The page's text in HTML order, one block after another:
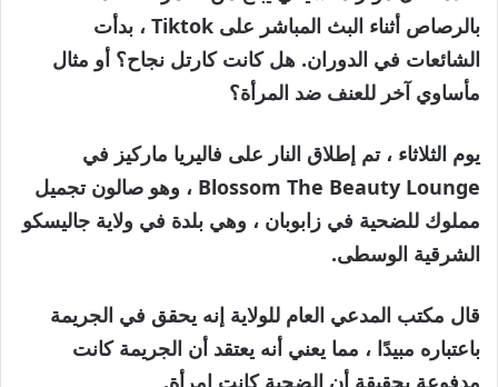
بالرصاص أثناء البث المباشر على Tiktok ، بدأت
الشائعات في الدوران. هل كانت كارتل نجاح؟ أو مثال
مأساوي آخر للعنف ضد المرأة؟
يوم الثلاثاء ، تم إطلاق النار على فاليريا ماركيز في
Blossom The Beauty Lounge ، وهو صالون تجميل
مملوك للضحية في زابوبان ، وهي بلدة في ولاية جاليسكو
الشرقية الوسطى.
قال مكتب المدعي العام للولاية إنه يحقق في الجريمة
باعتباره مبيدًا ، مما يعني أنه يعتقد أن الجريمة كانت
مدفوعة بحقيقة أن الضحية كانت امرأة.